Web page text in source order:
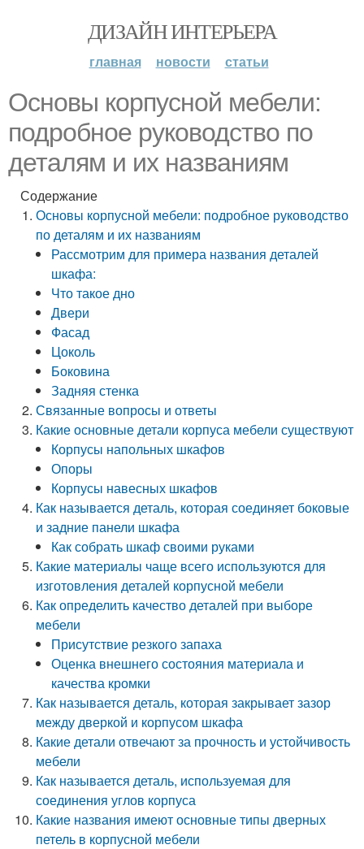
ДИЗАЙН ИНТЕРЬЕРА
главная новости статьи
Основы корпусной мебели:
подробное руководство по
деталям и их названиям
Содержание
Основы корпусной мебели: подробное руководство
по деталям и их названиям
Рассмотрим для примера названия деталей
шкафа:
Что такое дно
Двери
Фасад
Цоколь
Боковина
Задняя стенка
Связанные вопросы и ответы
Какие основные детали корпуса мебели существуют
Корпусы напольных шкафов
Опоры
Корпусы навесных шкафов
Как называется деталь, которая соединяет боковые
и задние панели шкафа
Как собрать шкаф своими руками
Какие материалы чаще всего используются для
изготовления деталей корпусной мебели
Как определить качество деталей при выборе
мебели
Присутствие резкого запаха
Оценка внешнего состояния материала и
качества кромки
Как называется деталь, которая закрывает зазор
между дверкой и корпусом шкафа
Какие детали отвечают за прочность и устойчивость
мебели
Как называется деталь, используемая для
соединения углов корпуса
Какие названия имеют основные типы дверных
петель в корпусной мебели